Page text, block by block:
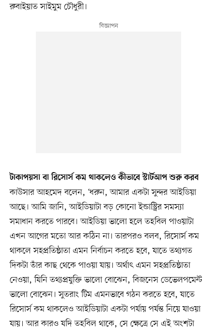
রুবাইয়াত সাইমুম চৌধুরী।
টাকাপয়সা বা রিসোর্স কম থাকলেও কীভাবে স্টার্টআপ শুরু করব
কাউসার আহমেদ বলেন, ‘ধরুন, আমার একটা সুন্দর আইডিয়া
আছে। আমি জানি, আইডিয়াটা বড় কোনো ইন্ডাস্ট্রির সমস্যা
সমাধান করতে পারবে। আইডিয়া ভালো হলে তহবিল পাওয়াটা
এখন আগের মতো আর কঠিন না। তারপরও বলব, রিসোর্স কম
থাকলে সহপ্রতিষ্ঠাতা এমন নির্বাচন করতে হবে, যাতে তথ্যগত
দিকটা তাঁর কাছ থেকে পাওয়া যায়। অর্থাৎ এমন সহপ্রতিষ্ঠাতা
নেওয়া, যিনি তথ্যপ্রযুক্তি ভালো বোঝেন, বিজনেস ডেভেলপমেন্ট
ভালো বোঝেন। সুতরাং টিম এমনভাবে গঠন করতে হবে, যাতে
রিসোর্স কম থাকলেও আইডিয়াটা একটা পর্যায় পর্যন্ত নিয়ে যাওয়া
যায়। আর কারও যদি তহবিল থাকে, সে ক্ষেত্রে সে এই অংশটা